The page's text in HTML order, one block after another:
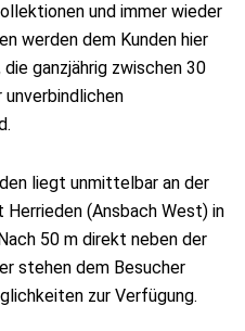
und immer wieder
werden dem Kunden hier
ganzjährig zwischen 30
liegt unmittelbar an der
(Ansbach West) in
50 m direkt neben der
stehen dem Besucher
zur Verfügung.